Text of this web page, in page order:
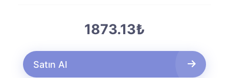
1873.13₺
Satın Al